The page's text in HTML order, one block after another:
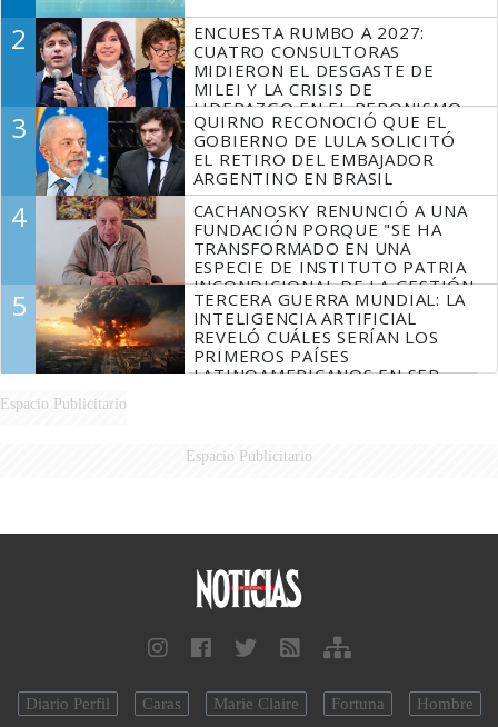
2
ENCUESTA RUMBO A 2027:
CUATRO CONSULTORAS
MIDIERON EL DESGASTE DE
MILEI Y LA CRISIS DE
LIDERAZGO EN EL PERONISMO
3
QUIRNO RECONOCIÓ QUE EL
GOBIERNO DE LULA SOLICITÓ
EL RETIRO DEL EMBAJADOR
ARGENTINO EN BRASIL
4
CACHANOSKY RENUNCIÓ A UNA
FUNDACIÓN PORQUE "SE HA
TRANSFORMADO EN UNA
ESPECIE DE INSTITUTO PATRIA
INCONDICIONAL DE LA GESTIÓN
DE MILEI"
5
TERCERA GUERRA MUNDIAL: LA
INTELIGENCIA ARTIFICIAL
REVELÓ CUÁLES SERÍAN LOS
PRIMEROS PAÍSES
LATINOAMERICANOS EN SER
Espacio Publicitario
Espacio Publicitario
Diario Perfil Caras Marie Claire Fortuna Hombre